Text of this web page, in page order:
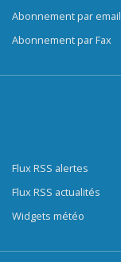
Abonnement par email
Abonnement par Fax
Flux RSS alertes
Flux RSS actualités
Widgets météo